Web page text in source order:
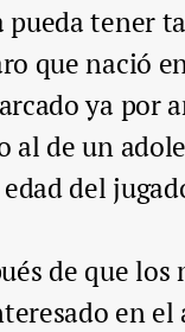
tener
que nació
ya por
al de un
del
de que los
en el